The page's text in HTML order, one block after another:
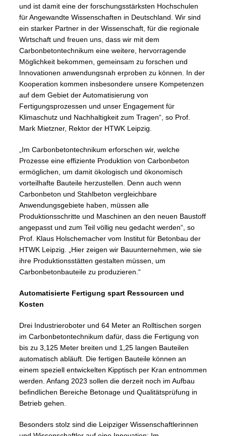
und ist damit eine der forschungsstärksten Hochschulen
für Angewandte Wissenschaften in Deutschland. Wir sind
ein starker Partner in der Wissenschaft, für die regionale
Wirtschaft und freuen uns, dass wir mit dem
Carbonbetontechnikum eine weitere, hervorragende
Möglichkeit bekommen, gemeinsam zu forschen und
Innovationen anwendungsnah erproben zu können. In der
Kooperation kommen insbesondere unsere Kompetenzen
auf dem Gebiet der Automatisierung von
Fertigungsprozessen und unser Engagement für
Klimaschutz und Nachhaltigkeit zum Tragen“, so Prof.
Mark Mietzner, Rektor der HTWK Leipzig.
„Im Carbonbetontechnikum erforschen wir, welche
Prozesse eine effiziente Produktion von Carbonbeton
ermöglichen, um damit ökologisch und ökonomisch
vorteilhafte Bauteile herzustellen. Denn auch wenn
Carbonbeton und Stahlbeton vergleichbare
Anwendungsgebiete haben, müssen alle
Produktionsschritte und Maschinen an den neuen Baustoff
angepasst und zum Teil völlig neu gedacht werden“, so
Prof. Klaus Holschemacher vom Institut für Betonbau der
HTWK Leipzig. „Hier zeigen wir Bauunternehmen, wie sie
ihre Produktionsstätten gestalten müssen, um
Carbonbetonbauteile zu produzieren.“
Automatisierte Fertigung spart Ressourcen und
Kosten
Drei Industrieroboter und 64 Meter an Rolltischen sorgen
im Carbonbetontechnikum dafür, dass die Fertigung von
bis zu 3,125 Meter breiten und 1,25 langen Bauteilen
automatisch abläuft. Die fertigen Bauteile können an
einem speziell entwickelten Kipptisch per Kran entnommen
werden. Anfang 2023 sollen die derzeit noch im Aufbau
befindlichen Bereiche Betonage und Qualitätsprüfung in
Betrieb gehen.
Besonders stolz sind die Leipziger Wissenschaftlerinnen